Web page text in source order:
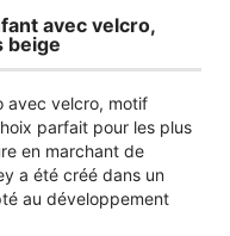
avec velcro,
beige
avec velcro, motif
parfait pour les plus
en marchant de
a été créé dans un
au développement